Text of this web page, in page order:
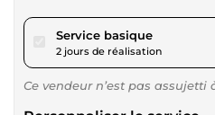
Service basiquepour
2 jours de réalisation
Ce vendeur n’est pas assujetti